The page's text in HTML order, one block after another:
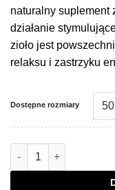
€13,95.
naturalny suplement
działanie
zioło jest
relaksu i zastrzyku
Dostępne rozmiary
Ilość Mitragyna Hirsuta